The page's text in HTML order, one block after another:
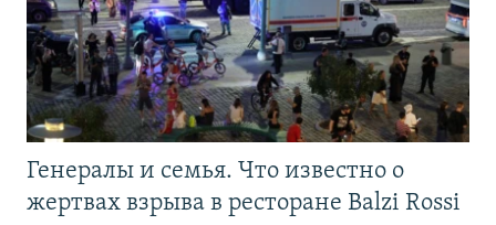
Генералы и семья. Что известно о
жертвах взрыва в ресторане Balzi Rossi